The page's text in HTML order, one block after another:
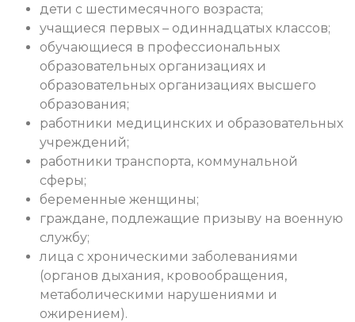
дети с шестимесячного возраста;
учащиеся первых – одиннадцатых классов;
обучающиеся в профессиональных
образовательных организациях и
образовательных организациях высшего
образования;
работники медицинских и образовательных
учреждений;
работники транспорта, коммунальной
сферы;
беременные женщины;
граждане, подлежащие призыву на военную
службу;
лица с хроническими заболеваниями
(органов дыхания, кровообращения,
метаболическими нарушениями и
ожирением).